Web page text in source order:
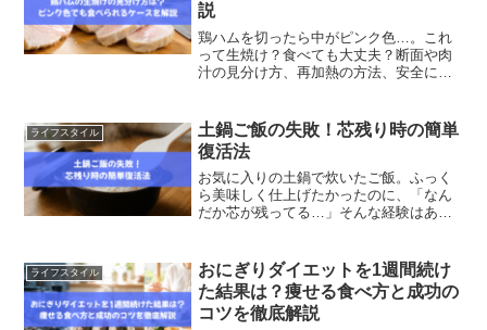
説
鶏ハムを切ったら中がピンク色…。これ
って生焼け？食べても大丈夫？断面や肉
汁の見分け方、再加熱の方法、安全に食
ライフスタイル
土鍋ご飯の失敗！芯残り時の簡単
復活法
お気に入りの土鍋で炊いたご飯。ふっく
ら美味しく仕上げたかったのに、「なん
だか芯が残ってる…」そんな経験はあり
でも大丈夫！芯が残った土鍋ご飯は、少
しの工夫で美味しく復活さ...
ライフスタイル
おにぎりダイエットを1週間続け
た結果は？痩せる食べ方と成功の
コツを徹底解説